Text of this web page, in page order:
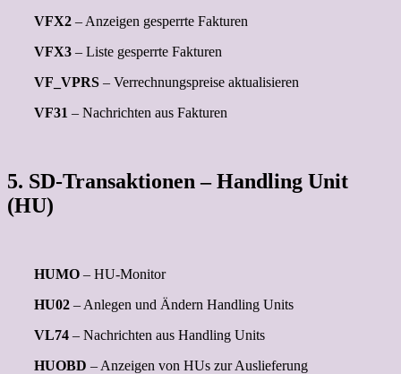
VFX2 – Anzeigen gesperrte Fakturen
VFX3 – Liste gesperrte Fakturen
VF_VPRS – Verrechnungspreise aktualisieren
VF31 – Nachrichten aus Fakturen
5. SD-Transaktionen – Handling Unit
(HU)
HUMO – HU-Monitor
HU02 – Anlegen und Ändern Handling Units
VL74 – Nachrichten aus Handling Units
HUOBD – Anzeigen von HUs zur Auslieferung